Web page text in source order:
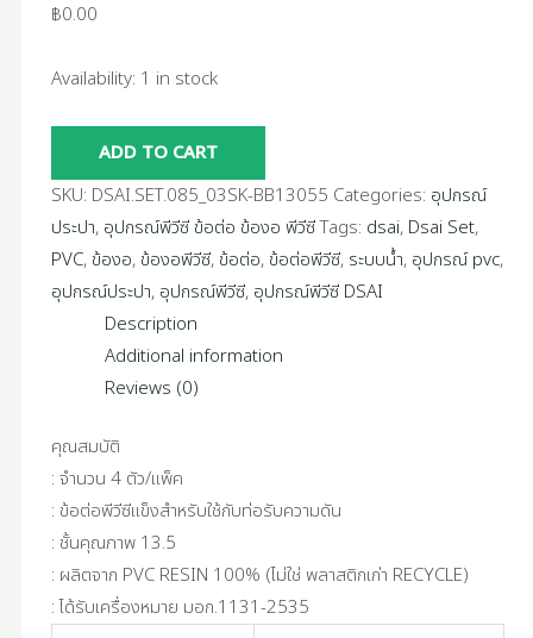
฿0.00
Availability: 1 in stock
ADD TO CART
SKU: DSAI.SET.085_03SK-BB13055 Categories: อุปกรณ์
ประปา, อุปกรณ์พีวีซี ข้อต่อ ข้องอ พีวีซีTags: dsai, Dsai Set,
PVC,ข้องอ,ข้องอพีวีซี,ข้อต่อ,ข้อต่อพีวีซี, ระบบน้ำ, อุปกรณ์ pvc,
อุปกรณ์ประปา, อุปกรณ์พีวีซี, อุปกรณ์พีวีซี DSAI
Description
Additional information
Reviews (0)
คุณสมบัติ
: จำนวน 4 ตัว/แพ็ค
: ข้อต่อพีวีซีแข็งสำหรับใช้กับท่อรับความดัน
: ชั้นคุณภาพ 13.5
: ผลิตจาก PVC RESIN 100% (ไม่ใช่ พลาสติกเก่า RECYCLE)
: ได้รับเครื่องหมาย มอก.1131-2535